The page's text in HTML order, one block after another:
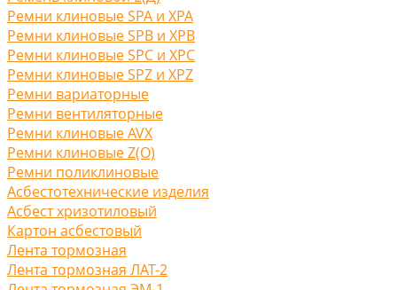
Ремни клиновые SPA и XPA
Ремни клиновые SPB и XPB
Ремни клиновые SPC и XPC
Ремни клиновые SPZ и XPZ
Ремни вариаторные
Ремни вентиляторные
Ремни клиновые AVX
Ремни клиновые Z(O)
Ремни поликлиновые
Асбестотехнические изделия
Асбест хризотиловый
Картон асбестовый
Лента тормозная
Лента тормозная ЛАТ-2